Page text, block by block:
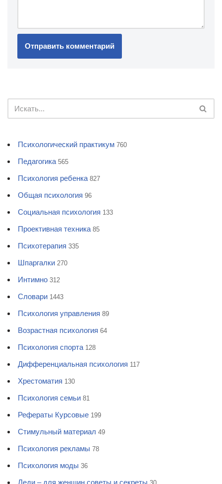
Психологический практикум 760
Педагогика 565
Психология ребенка 827
Общая психология 96
Социальная психология 133
Проективная техника 85
Психотерапия 335
Шпаргалки 270
Интимно 312
Словари 1443
Психология управления 89
Возрастная психология 64
Психология спорта 128
Дифференциальная психология 117
Хрестоматия 130
Психология семьи 81
Рефераты Курсовые 199
Стимульный материал 49
Психология рекламы 78
Психология моды 36